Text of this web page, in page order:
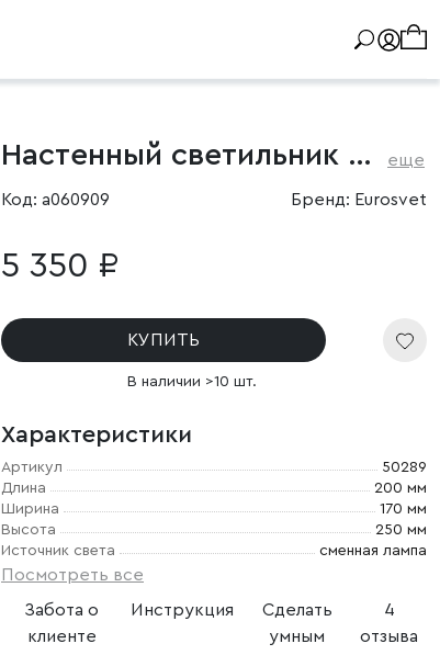
Настенный светильник с плафоном еще
Код: a060909 Бренд: Eurosvet
5 350 ₽
КУПИТЬ
В наличии >10 шт.
Характеристики
Артикул
50289
Длина
200 мм
Ширина
170 мм
Высота
250 мм
Источник света
сменная лампа
Посмотреть все
Забота о
клиенте
Инструкция
Сделать
умным
4
отзыва